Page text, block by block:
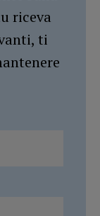
riceva
ti